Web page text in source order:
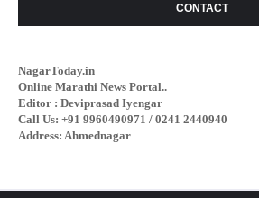
CONTACT
NagarToday.in
Online Marathi News Portal..
Editor : Deviprasad Iyengar
Call Us: +91 9960490971 / 0241 2440940
Address: Ahmednagar